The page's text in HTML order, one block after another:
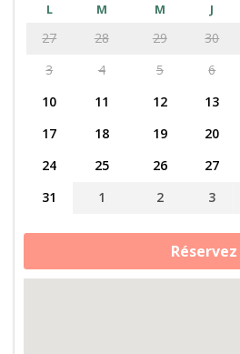
L M M J
27 28 29 30
3
4 5 6
10
11 12 13
17
18 19 20
24
25 26 27
31
1 2 3
quantité
Le
Périgord
Réservez